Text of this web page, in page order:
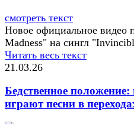
смотреть текст
Новое официальное видео
Madness" на сингл
Читать весь текст
21.03.26
Бедственное
играют песни в